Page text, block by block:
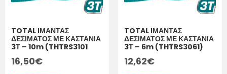
TOTAL ΙΜΑΝΤΑΣ
ΔΕΣΙΜΑΤΟΣ ΜΕ ΚΑΣΤΑΝΙΑ
3Τ – 10m (THTRS3101
16,50€
TOTAL ΙΜΑΝΤΑΣ
ΔΕΣΙΜΑΤΟΣ ΜΕ ΚΑΣΤΑΝΙΑ
3Τ – 6m (THTRS3061)
12,62€